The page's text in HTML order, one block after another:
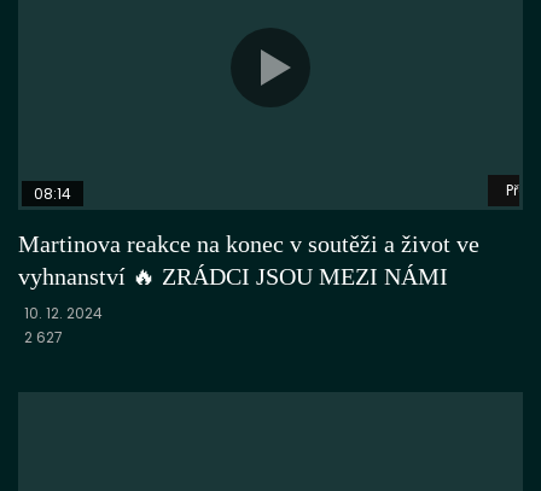
08:14
Martinova reakce na konec v soutěži a život ve
vyhnanství 🔥 ZRÁDCI JSOU MEZI NÁMI
10. 12. 2024
2 627